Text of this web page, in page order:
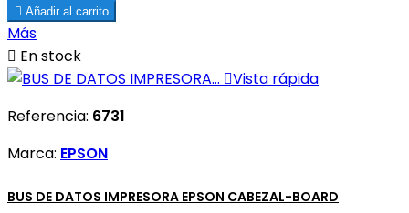
 Añadir al carrito
Más
 En stock
Vista rápida
Referencia: 6731
Marca: EPSON
BUS DE DATOS IMPRESORA EPSON CABEZAL-BOARD